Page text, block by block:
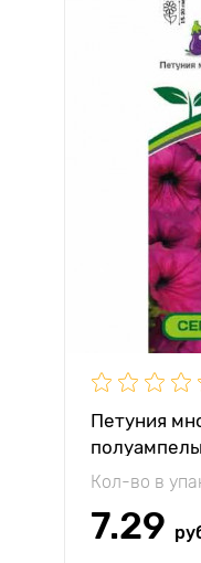
Петуния
Патриция
Кол-во в
7.29